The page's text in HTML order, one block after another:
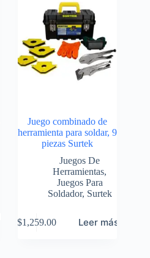
Juego combinado de
herramienta para soldar, 9
piezas Surtek
Juegos De
Herramientas,
Juegos Para
Soldador, Surtek
$1,259.00 Leer más